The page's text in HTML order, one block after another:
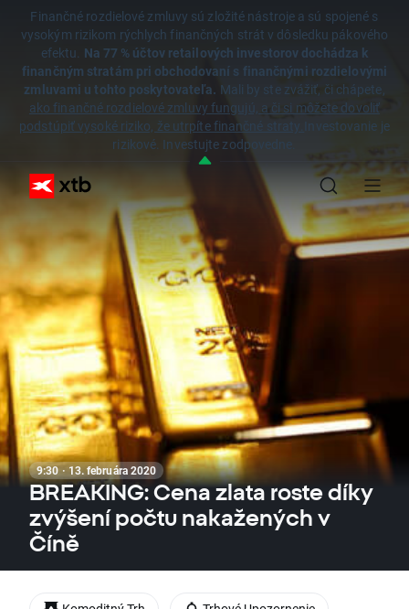
Finančné rozdielové zmluvy sú zložité nástroje a sú spojené s
vysokým rizikom rýchlych finančných strát v dôsledku pákového
efektu. Na 77 % účtov retailových investorov dochádza k
finančným stratám pri obchodovaní s finančnými rozdielovými
zmluvami u tohto poskytovateľa. Mali by ste zvážiť, či chápete,
ako finančné rozdielové zmluvy fungujú, a či si môžete dovoliť
podstúpiť vysoké riziko, že utrpíte finančné straty. Investovanie je
rizikové. Investujte zodpovedne.
9:30 · 13. februára 2020
BREAKING: Cena zlata roste díky
zvýšení počtu nakažených v
Číně